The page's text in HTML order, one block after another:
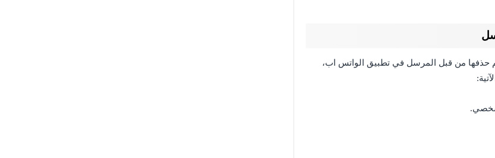
حذفها من قبل المرسل في تطبيق الواتس اب،